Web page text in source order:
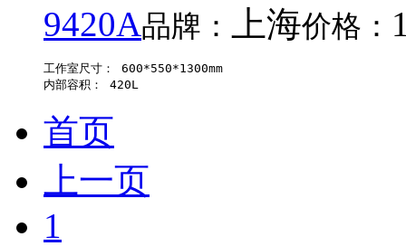
9420A品牌： 上海价格：
工作室尺寸： 600*550*1300mm
首页
上一页
1